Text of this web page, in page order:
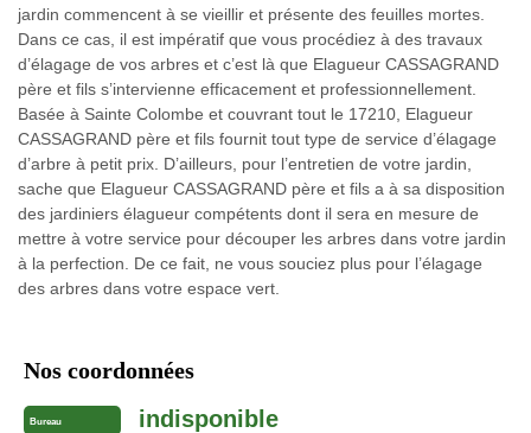
jardin commencent à se vieillir et présente des feuilles mortes.
Dans ce cas, il est impératif que vous procédiez à des travaux
d’élagage de vos arbres et c’est là que Elagueur CASSAGRAND
père et fils s’intervienne efficacement et professionnellement.
Basée à Sainte Colombe et couvrant tout le 17210, Elagueur
CASSAGRAND père et fils fournit tout type de service d’élagage
d’arbre à petit prix. D’ailleurs, pour l’entretien de votre jardin,
sache que Elagueur CASSAGRAND père et fils a à sa disposition
des jardiniers élagueur compétents dont il sera en mesure de
mettre à votre service pour découper les arbres dans votre jardin
à la perfection. De ce fait, ne vous souciez plus pour l’élagage
des arbres dans votre espace vert.
Nos coordonnées
Bureau indisponible